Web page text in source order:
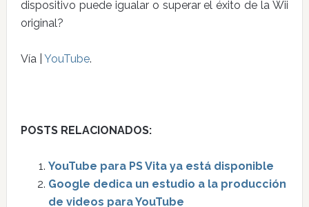
dispositivo puede igualar o superar el éxito de la Wii
original?
Vía | YouTube.
POSTS RELACIONADOS:
YouTube para PS Vita ya está disponible
Google dedica un estudio a la producción
de videos para YouTube